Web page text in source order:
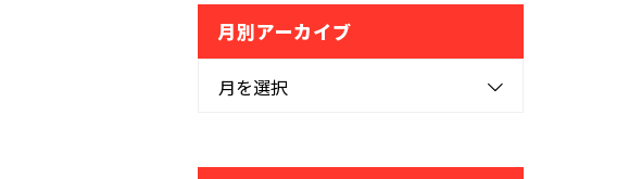
月別アーカイブ
月を選択